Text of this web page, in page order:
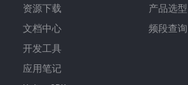
资源下载
文档中心
开发工具
应用笔记
产品选型
频段查询